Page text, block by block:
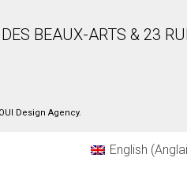
BEAUX-ARTS & 23
OUI Design Agency.
English (